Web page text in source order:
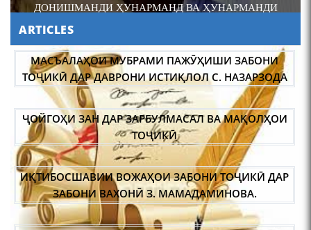
АБУЛҚОСИМ ЛОҲУТӢ /
ABULQOSIM LOHUTY/
Что знают в Ташкенте о
Мирзо Турсунзаде, чьим
именем назвали станцию
метро?
ДОНИШМАНДИ ҲУНАРМАНД ВА ҲУНАРМАНДИ
ARTICLES
МАСЪАЛАҲОИ МУБРАМИ ПАЖӮҲИШИ ЗАБОНИ
ТОҶИКӢ ДАР ДАВРОНИ ИСТИҚЛОЛ С. НАЗАРЗОДА
ҶОЙГОҲИ ЗАН ДАР ЗАРБУЛМАСАЛ ВА МАҚОЛҲОИ
ТОҶИКӢ
ИҚТИБОСШАВИИ ВОЖАҲОИ ЗАБОНИ ТОҶИКӢ ДАР
ЗАБОНИ ВАХОНӢ З. МАМАДАМИНОВА.